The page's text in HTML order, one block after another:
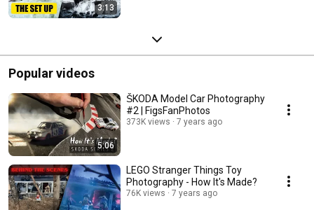
3:13
Popular videos
5:06
ŠKODA Model Car Photography
#2 | FigsFanPhotos
373K views 7 years ago
LEGO Stranger Things Toy
Photography - How It's Made?
76K views 7 years ago